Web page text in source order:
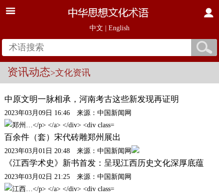
中文 English
资讯动态>文化资讯
中原文明一脉相承，河南考古这些新发现再证明
2023年03月09日 16:46 来源：中国新闻网
百余件（套）宋代砖雕郑州展出
2023年03月01日 20:48 来源：中国新闻网
《江西学术史》新书首发：呈现江西历史文化深厚底蕴
2023年03月02日 21:25 来源：中国新闻网